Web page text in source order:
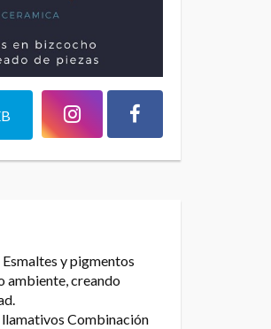
y pigmentos
ambiente, creando
llamativos Combinación